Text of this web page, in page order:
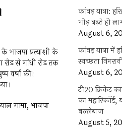
भाजपा प्रत्याशी के
रोड से गांधी रोड तक
वर्षा की।
गामा, भाजपा
कांवड़ यात्रा:
भीड़ बढ़ते ही
August 6,
कांवड़ यात्रा में
स्वच्छता
August 6,
टी20 क्रिकेट
का
बल्लेबाज
August 5,